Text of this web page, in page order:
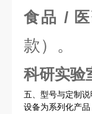
食品 /
款）。
科研实验
五、型号与定制说
设备为系列化产品